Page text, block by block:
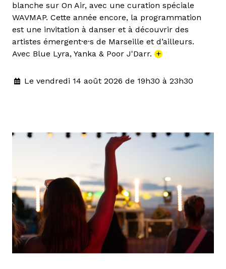
blanche sur On Air, avec une curation spéciale
WAVMAP. Cette année encore, la programmation
est une invitation à danser et à découvrir des
artistes émergent·e·s de Marseille et d’ailleurs.
Avec Blue Lyra, Yanka & Poor J'Darr. +
Le vendredi 14 août 2026 de 19h30 à 23h30